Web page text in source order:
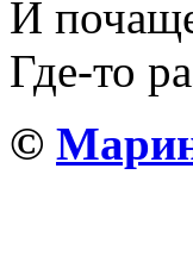
И
Где-то
©